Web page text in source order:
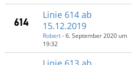
Linie 614 ab
15.12.2019
Robert-6. September 2020 um
19:32